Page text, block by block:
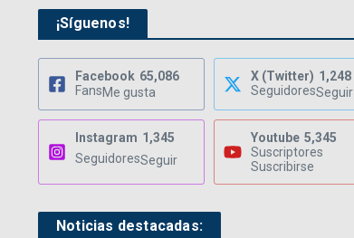
¡Síguenos!
Facebook 65,086
FansMe gusta
X (Twitter) 1,248
SeguidoresSeguir
Instagram 1,345
SeguidoresSeguir
Youtube 5,345
Suscriptores
Suscribirse
Noticias destacadas: